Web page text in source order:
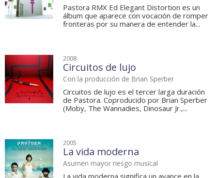
Pastora RMX Ed Elegant Distortion es un
álbum que aparece con vocación de romper
fronteras por su manera de entender la...
2008
Circuitos de lujo
Con la producción de Brian Sperber
Circuitos de lujo es el tercer larga duración
de Pastora. Coproducido por Brian Sperber
(Moby, The Wannadies, Dinosaur Jr.,...
2005
La vida moderna
Asumen mayor riesgo musical